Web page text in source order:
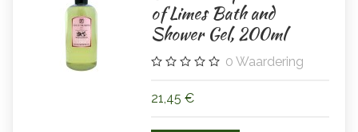
of Limes Bath and
Shower Gel, 200ml
0 Waardering
21,45 €